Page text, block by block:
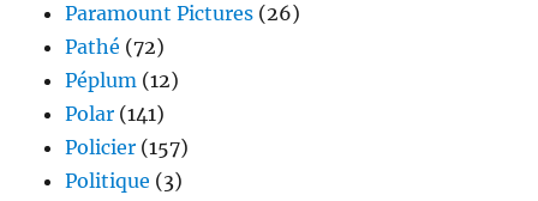
Paramount Pictures (26)
Pathé (72)
Péplum (12)
Polar (141)
Policier (157)
Politique (3)